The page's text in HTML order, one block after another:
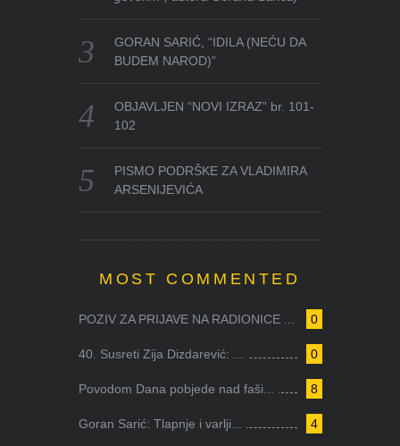
GORAN SARIĆ, “IDILA (NEĆU DA
BUDEM NAROD)”
OBJAVLJEN “NOVI IZRAZ” br. 101-
102
PISMO PODRŠKE ZA VLADIMIRA
ARSENIJEVIĆA
MOST COMMENTED
0
POZIV ZA PRIJAVE NA RADIONICE ...
0
40. Susreti Zija Dizdarević: ...
8
Povodom Dana pobjede nad faši...
4
Goran Sarić: Tlapnje i varlji...